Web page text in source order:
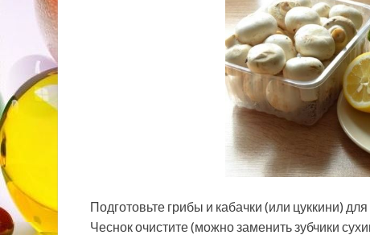
Подготовьте грибы и кабачки (или цуккини)
Чеснок очистите (можно заменить зубчики